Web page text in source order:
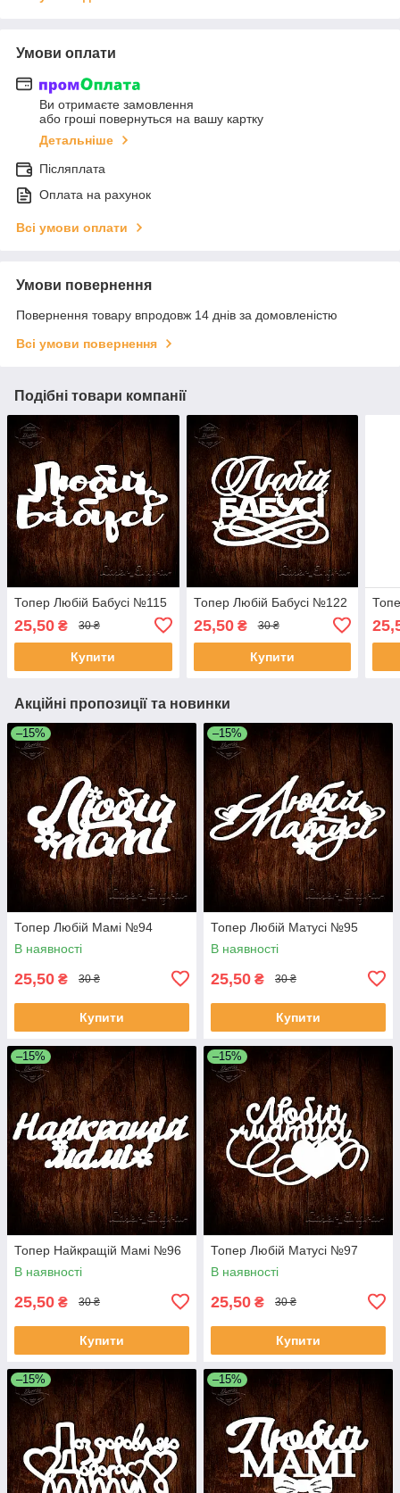
Умови оплати
Ви отримаєте замовлення
або гроші повернуться на вашу картку
Детальніше
Післяплата
Оплата на рахунок
Всі умови оплати
Умови повернення
Повернення товару впродовж 14 днів за домовленістю
Всі умови повернення
Подібні товари компанії
Топер Любій Бабусі №115
25,50 ₴ 30 ₴
Купити
Топер Любій Бабусі №122
25,50₴ 30 ₴
Купити
Акційні пропозиції та новинки
–15%
Топер Любій Мамі №94
В наявності
25,50 ₴ 30 ₴
Купити
–15%
Топер Любій Матусі №95
В наявності
25,50 ₴ 30 ₴
Купити
–15%
Топер Найкращій Мамі №96
В наявності
25,50 ₴ 30 ₴
Купити
–15%
Топер Любій Матусі №97
В наявності
25,50 ₴ 30 ₴
Купити
–15% –15%